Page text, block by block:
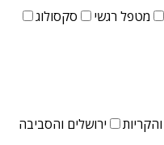
מטפל רגשי
סקסולוג
ירושלים והסביבה